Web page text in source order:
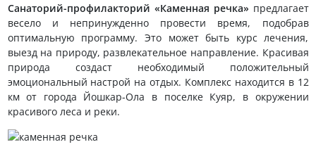
Санаторий-профилакторий «Каменная речка» предлагает
весело и непринужденно провести время, подобрав
оптимальную программу. Это может быть курс лечения,
выезд на природу, развлекательное направление. Красивая
природа создаст необходимый положительный
эмоциональный настрой на отдых. Комплекс находится в 12
км от города Йошкар-Ола в поселке Куяр, в окружении
красивого леса и реки.